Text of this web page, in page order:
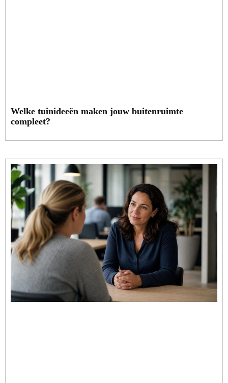
Welke tuinideeën maken jouw buitenruimte
compleet?